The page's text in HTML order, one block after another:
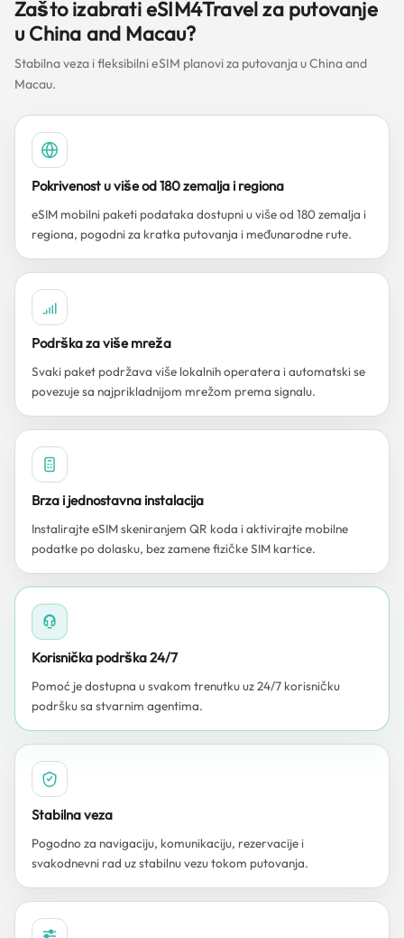
Zašto izabrati eSIM4Travel za putovanje
u China and Macau?
Stabilna veza i fleksibilni eSIM planovi za putovanja u China and
Macau.
Pokrivenost u više od 180 zemalja i regiona
eSIM mobilni paketi podataka dostupni u više od 180 zemalja i
regiona, pogodni za kratka putovanja i međunarodne rute.
Podrška za više mreža
Svaki paket podržava više lokalnih operatera i automatski se
povezuje sa najprikladnijom mrežom prema signalu.
Brza i jednostavna instalacija
Instalirajte eSIM skeniranjem QR koda i aktivirajte mobilne
podatke po dolasku, bez zamene fizičke SIM kartice.
Korisnička podrška 24/7
Pomoć je dostupna u svakom trenutku uz 24/7 korisničku
podršku sa stvarnim agentima.
Stabilna veza
Pogodno za navigaciju, komunikaciju, rezervacije i
svakodnevni rad uz stabilnu vezu tokom putovanja.